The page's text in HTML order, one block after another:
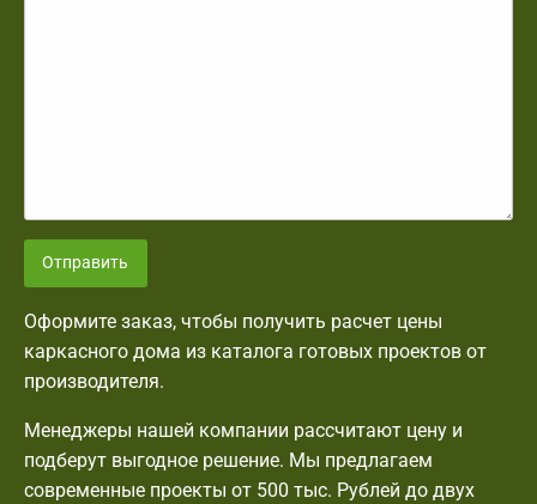
Отправить
Оформите заказ, чтобы получить расчет цены
каркасного дома из каталога готовых проектов от
производителя.
Менеджеры нашей компании рассчитают цену и
подберут выгодное решение. Мы предлагаем
современные проекты от 500 тыс. Рублей до двух